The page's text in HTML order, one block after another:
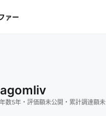
ァー
数5年 ・ 評価額未公開 ・ 累計調達額